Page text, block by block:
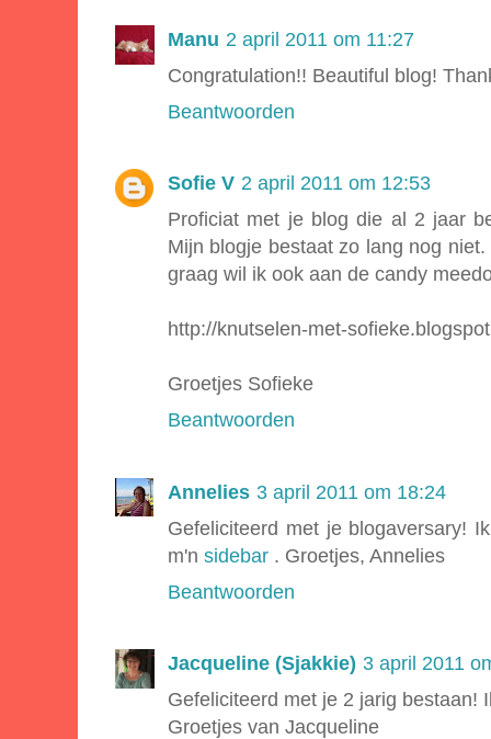
Manu 2 april 2011 om 11:27
Congratulation!! Beautiful blog!
Beantwoorden
Sofie V 2 april 2011 om 12:53
Proficiat met je blog die al 2 jaar
Mijn blogje bestaat zo lang nog
graag wil ik ook aan de candy
http://knutselen-met-
Groetjes Sofieke
Beantwoorden
Annelies 3 april 2011 om 18:24
Gefeliciteerd met je blogaversary!
m'n sidebar . Groetjes, Annelies
Beantwoorden
Jacqueline (Sjakkie) 3 april 2011
Gefeliciteerd met je 2 jarig bestaan!
Groetjes van Jacqueline